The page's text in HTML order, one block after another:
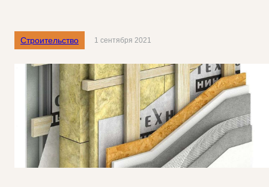
Строительство 1 сентября 2021